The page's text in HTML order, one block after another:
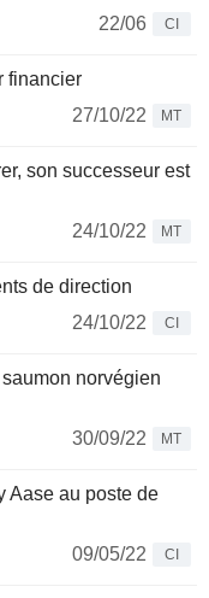
22/06
CI
financier
27/10/22
MT
son successeur est
24/10/22
MT
de direction
24/10/22
CI
norvégien
30/09/22
MT
Aase au poste de
09/05/22
CI